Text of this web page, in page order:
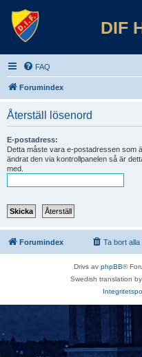
DIF
FAQ
Forumindex
Återställ lösenord
E-postadress:
Detta måste vara e-postadressen som
ändrat den via kontrollpanelen så är
med.
Forumindex Ta bort
Drivs av phpBB®
Swedish translation by